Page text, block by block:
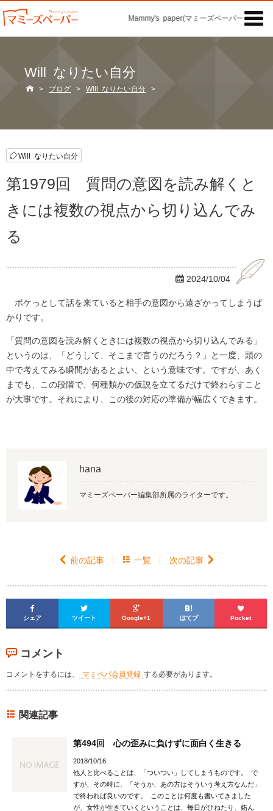
Mammy's paper(マミーズペーパー)の「記事

Will なりたい自分
 > ブログ > Will なりたい自分 >
Will なりたい自分
第1979回 質問の意図を読み解くと
きには複数の視点から切り込んでみ
る
 2024/10/04
ボケっとして話を来ていると相手の意図から遠ざかってしまうば
かりです。
「質問の意図を読み解くときには複数の視点から切り込んでみる」
というのは、「どうして、そこまで言うのだろう？」と一度、頭の
中で考えてみる瞬間があるとよい、という意味です。ですが、あく
までも、この段階で、何種類かの仮説を立てるだけで終わらすこと
が大事です。それにより、この後の対応の準備が幅広くできます。
hana
マミーズペーパー編集部所属のライターです。
 前の記事  一覧 次の記事 

シェア

ツイート

Google+1

はてブ

Pocket
コメント
コメントをするには、 マミペパ会員登録 する必要があります。
関連記事
第494回 心の歪みに負けずに面白く生きる
2018/10/16
他人と比べることは、「ついつい」してしまうものです。 で
すが、その時に、「そうか、あの方はそういう考え方なんだ」
で終われば良いのです。 このことは何度も書いてきました
が、女性が生きていくということは、毎日がひねたり、妬ん